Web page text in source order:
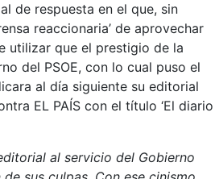
de respuesta en el que, sin
reaccionaria’ de aprovechar
utilizar que el prestigio de la
del PSOE, con lo cual puso el
al día siguiente su editorial
EL PAÍS con el título ‘El diario
al servicio del Gobierno